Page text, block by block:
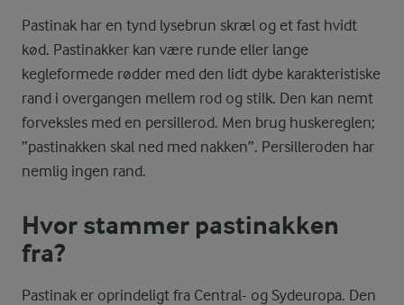
Pastinak har en tynd lysebrun skræl og et fast hvidt
kød. Pastinakker kan være runde eller lange
kegleformede rødder med den lidt dybe karakteristiske
rand i overgangen mellem rod og stilk. Den kan nemt
forveksles med en persillerod. Men brug huskereglen;
”pastinakken skal ned med nakken”. Persilleroden har
nemlig ingen rand.
Hvor stammer pastinakken
fra?
Pastinak er oprindeligt fra Central- og Sydeuropa. Den